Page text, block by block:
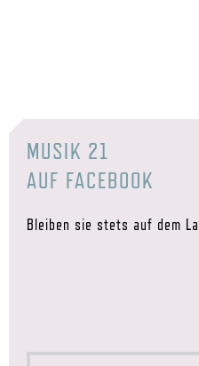
MUSIK 21
AUF FACEBOOK
Bleiben sie stets auf dem